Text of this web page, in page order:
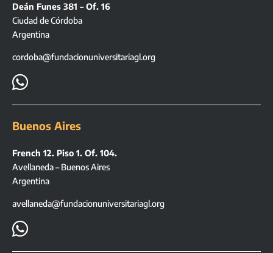
Deán Funes 381 – Of. 16
Ciudad de Córdoba
Argentina
cordoba@fundacionuniversitariagl.org

Buenos Aires
French 12. Piso 1. Of. 104.
Avellaneda – Buenos Aires
Argentina
avellaneda@fundacionuniversitariagl.org
